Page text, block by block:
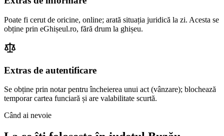
Poate fi cerut de oricine, online; arată situația juridică la zi. Acesta se
obține prin eGhișeul.ro, fără drum la ghișeu.
Extras de autentificare
Se obține prin notar pentru încheierea unui act (vânzare); blochează
temporar cartea funciară și are valabilitate scurtă.
Când ai nevoie